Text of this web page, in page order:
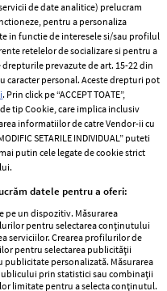
Termeni si conditii
Politica de
confidențialitate
Politica de cookies
Publicitate
femei
Viva
Avantaje
Retete practice
de date analitice) prelucram
pentru a personaliza
in functie de interesele si/sau profilul
retelelor de socializare si pentru a
prevazute de art. 15-22 din
caracter personal. Aceste drepturi pot
. Prin click pe “ACCEPT TOATE”,
tip Cookie, care implica inclusiv
informatiilor de catre Vendor-ii cu
SETARILE INDIVIDUAL” puteti
putin cele legate de cookie strict
datele pentru a oferi:
pe un dispozitiv. Măsurarea
pentru selectarea conținutului
serviciilor. Crearea profilurilor de
pentru selectarea publicității
personalizată. Măsurarea
prin statistici sau combinații
limitate pentru a selecta conținutul.